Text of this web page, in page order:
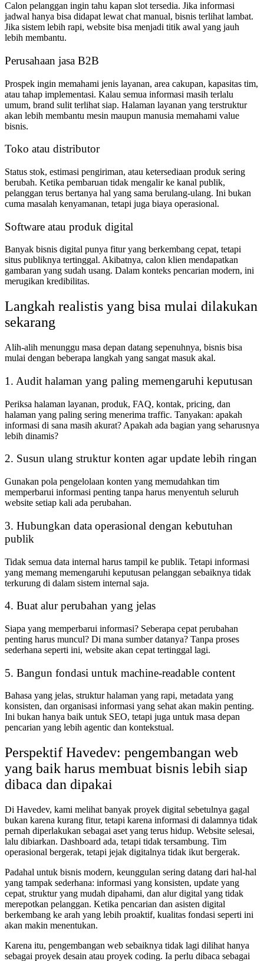
Calon pelanggan ingin tahu kapan slot tersedia. Jika informasi
jadwal hanya bisa didapat lewat chat manual, bisnis terlihat lambat.
Jika sistem lebih rapi, website bisa menjadi titik awal yang jauh
lebih membantu.
Perusahaan jasa B2B
Prospek ingin memahami jenis layanan, area cakupan, kapasitas tim,
atau tahap implementasi. Kalau semua informasi masih terlalu
umum, brand sulit terlihat siap. Halaman layanan yang terstruktur
akan lebih membantu mesin maupun manusia memahami value
bisnis.
Toko atau distributor
Status stok, estimasi pengiriman, atau ketersediaan produk sering
berubah. Ketika pembaruan tidak mengalir ke kanal publik,
pelanggan terus bertanya hal yang sama berulang-ulang. Ini bukan
cuma masalah kenyamanan, tetapi juga biaya operasional.
Software atau produk digital
Banyak bisnis digital punya fitur yang berkembang cepat, tetapi
situs publiknya tertinggal. Akibatnya, calon klien mendapatkan
gambaran yang sudah usang. Dalam konteks pencarian modern, ini
merugikan kredibilitas.
Langkah realistis yang bisa mulai dilakukan
sekarang
Alih-alih menunggu masa depan datang sepenuhnya, bisnis bisa
mulai dengan beberapa langkah yang sangat masuk akal.
1. Audit halaman yang paling memengaruhi keputusan
Periksa halaman layanan, produk, FAQ, kontak, pricing, dan
halaman yang paling sering menerima traffic. Tanyakan: apakah
informasi di sana masih akurat? Apakah ada bagian yang seharusnya
lebih dinamis?
2. Susun ulang struktur konten agar update lebih ringan
Gunakan pola pengelolaan konten yang memudahkan tim
memperbarui informasi penting tanpa harus menyentuh seluruh
website setiap kali ada perubahan.
3. Hubungkan data operasional dengan kebutuhan
publik
Tidak semua data internal harus tampil ke publik. Tetapi informasi
yang memang memengaruhi keputusan pelanggan sebaiknya tidak
terkurung di dalam sistem internal saja.
4. Buat alur perubahan yang jelas
Siapa yang memperbarui informasi? Seberapa cepat perubahan
penting harus muncul? Di mana sumber datanya? Tanpa proses
sederhana seperti ini, website akan cepat tertinggal lagi.
5. Bangun fondasi untuk machine-readable content
Bahasa yang jelas, struktur halaman yang rapi, metadata yang
konsisten, dan organisasi informasi yang sehat akan makin penting.
Ini bukan hanya baik untuk SEO, tetapi juga untuk masa depan
pencarian yang lebih agentic dan kontekstual.
Perspektif Havedev: pengembangan web
yang baik harus membuat bisnis lebih siap
dibaca dan dipakai
Di Havedev, kami melihat banyak proyek digital sebetulnya gagal
bukan karena kurang fitur, tetapi karena informasi di dalamnya tidak
pernah diperlakukan sebagai aset yang terus hidup. Website selesai,
lalu dibiarkan. Dashboard ada, tetapi tidak tersambung. Tim
operasional bergerak, tetapi jejak digitalnya tidak ikut bergerak.
Padahal untuk bisnis modern, keunggulan sering datang dari hal-hal
yang tampak sederhana: informasi yang konsisten, update yang
cepat, struktur yang mudah dipahami, dan alur digital yang tidak
merepotkan pelanggan. Ketika pencarian dan asisten digital
berkembang ke arah yang lebih proaktif, kualitas fondasi seperti ini
akan makin menentukan.
Karena itu, pengembangan web sebaiknya tidak lagi dilihat hanya
sebagai proyek desain atau proyek coding. Ia perlu dibaca sebagai